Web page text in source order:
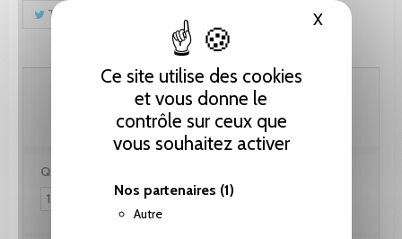
Ce site utilise des cookies
et vous donne le
contrôle sur ceux que
vous souhaitez activer
Nos partenaires (1)
Autre
XMasquer
Tweet
71.80 CHF
Quantité :